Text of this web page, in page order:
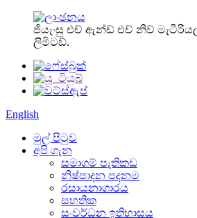
ජියැංසු එච් ඇන්ඩ් එච් නිව්
ලිමිටඩ්.
English
මුල් පිටුව
අපි ගැන
සමාගම් පැතිකඩ
නිෂ්පාදන පදනම
රසායනාගාරය
සහතික
සංවර්ධන ඉතිහාසය